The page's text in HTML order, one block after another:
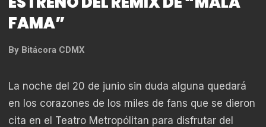
FAMA”
By Bitácora CDMX
La noche del 20 de junio sin duda alguna quedará
en los corazones de los miles de fans que se dieron
cita en el Teatro Metropólitan para disfrutar del